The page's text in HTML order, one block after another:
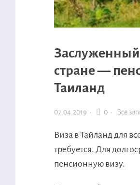
Заслуженный
стране —
Таиланд
07.04.2019 · 0 · Все
Виза в Тайланд для
требуется. Для
пенсионную визу.